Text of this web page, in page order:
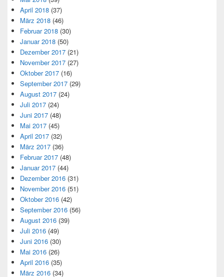
April 2018 (37)
März 2018 (46)
Februar 2018 (30)
Januar 2018 (50)
Dezember 2017 (21)
November 2017 (27)
Oktober 2017 (16)
September 2017 (29)
August 2017 (24)
Juli 2017 (24)
Juni 2017 (48)
Mai 2017 (45)
April 2017 (32)
März 2017 (36)
Februar 2017 (48)
Januar 2017 (44)
Dezember 2016 (31)
November 2016 (51)
Oktober 2016 (42)
September 2016 (56)
August 2016 (39)
Juli 2016 (49)
Juni 2016 (30)
Mai 2016 (26)
April 2016 (35)
März 2016 (34)